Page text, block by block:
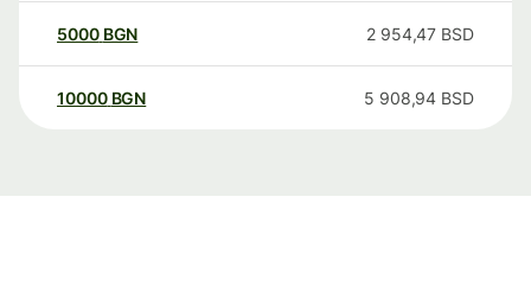
5000 BGN 2 954,47 BSD
10000 BGN 5 908,94 BSD